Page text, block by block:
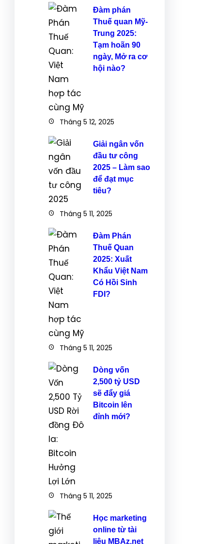
Đàm phán
Thuế quan Mỹ-
Trung 2025:
Tạm hoãn 90
ngày, Mở ra cơ
hội nào?
Tháng 5 12, 2025
Giải ngân vốn
đầu tư công
2025 – Làm sao
để đạt mục
tiêu?
Tháng 5 11, 2025
Đàm Phán
Thuế Quan
2025: Xuất
Khẩu Việt Nam
Có Hồi Sinh
FDI?
Tháng 5 11, 2025
Dòng vốn
2,500 tỷ USD
sẽ đẩy giá
Bitcoin lên
đỉnh mới?
Tháng 5 11, 2025
Học marketing
online từ tài
liệu MBAz.net